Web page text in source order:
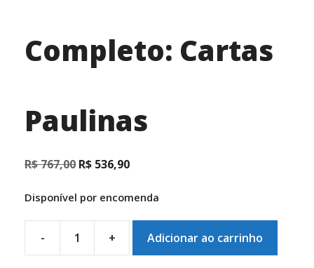
Completo: Cartas
Paulinas
R$767,00 O
original
R$ 767,00.
R$ 536,90O
atual
R$ 536,90.
Disponível por encomenda
-
Acesso
+ Adicionar ao carrinho